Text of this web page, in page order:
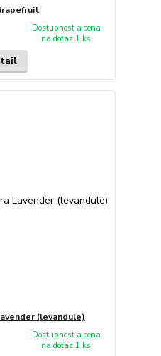
Dostupnost a cena
na dotaz 1 ks
(levandule)
Dostupnost a cena
na dotaz 1 ks